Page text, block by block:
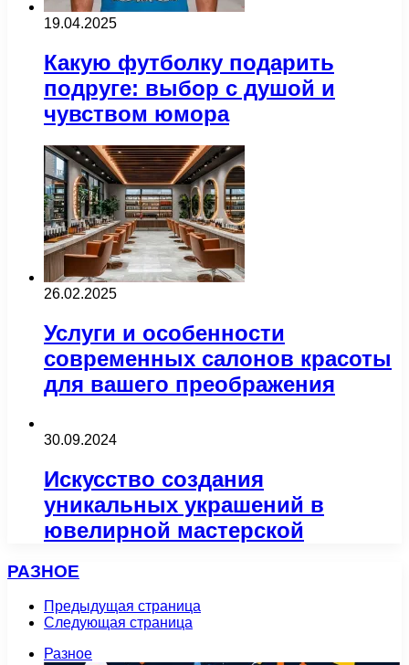
19.04.2025
Какую футболку подарить
подруге: выбор с душой и
чувством юмора
26.02.2025
Услуги и особенности
современных салонов красоты
для вашего преображения
30.09.2024
Искусство создания
уникальных украшений в
ювелирной мастерской
РАЗНОЕ
Предыдущая страница
Следующая страница
Разное